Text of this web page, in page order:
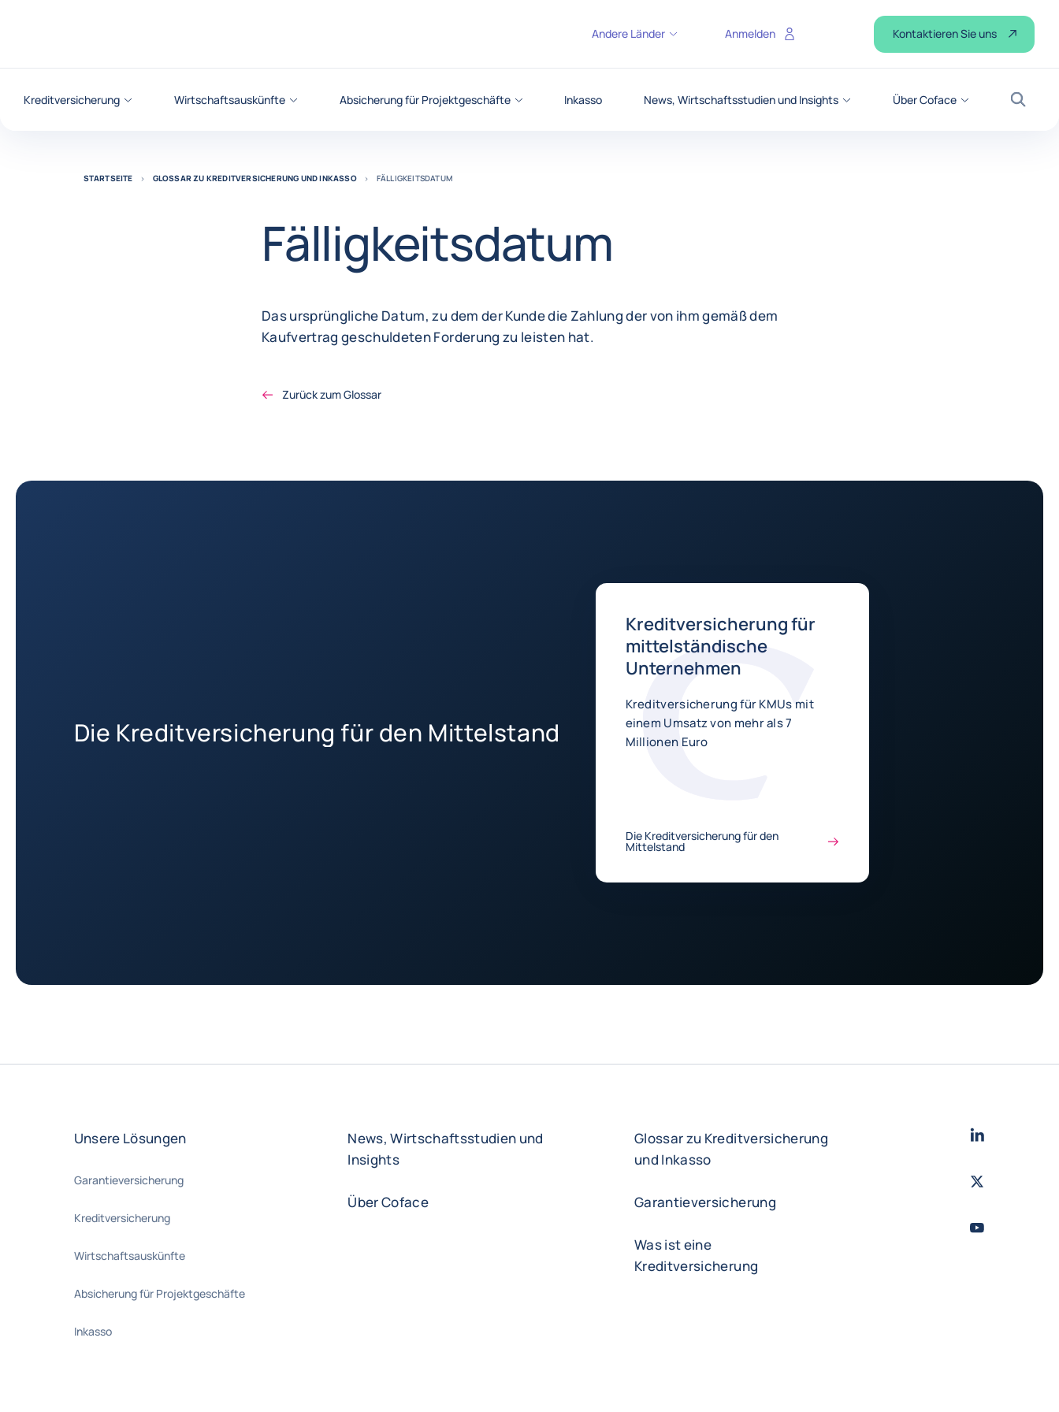
Kreditversicherung Wirtschaftsauskünfte Absicherung für Projektgeschäfte Inkasso News, Wirtschaftsstudien und Insights Über Coface
Suche
Andere Länder Anmelden Kontaktieren Sie uns
STARTSEITE GLOSSAR ZU KREDITVERSICHERUNG UND INKASSO FÄLLIGKEITSDATUM
Fälligkeitsdatum
Das ursprüngliche Datum, zu dem der Kunde die Zahlung der von ihm gemäß dem
Kaufvertrag geschuldeten Forderung zu leisten hat.
Zurück zum Glossar
Die Kreditversicherung für den Mittelstand
Kreditversicherung für
mittelständische
Unternehmen
Kreditversicherung für KMUs mit
einem Umsatz von mehr als 7
Millionen Euro
Die Kreditversicherung für den
Mittelstand
Unsere Lösungen
Garantieversicherung
Kreditversicherung
Wirtschaftsauskünfte
Absicherung für Projektgeschäfte
Inkasso
News, Wirtschaftsstudien und
Insights
Über Coface
Glossar zu Kreditversicherung
und Inkasso
Garantieversicherung
Was ist eine
Kreditversicherung
LinkedIn
Twitter
YouTube